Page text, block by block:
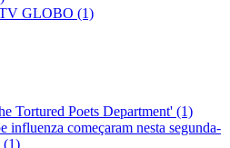
TV GLOBO (1)
Tortured Poets Department' (1)
influenza começaram nesta segunda-
(1)